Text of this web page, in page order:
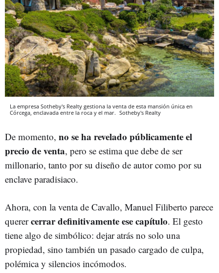
La empresa Sotheby's Realty gestiona la venta de esta mansión única en
Córcega, enclavada entre la roca y el mar. Sotheby's Realty
De momento, no se ha revelado públicamente el
precio de venta, pero se estima que debe de ser
millonario, tanto por su diseño de autor como por su
enclave paradisiaco.
Ahora, con la venta de Cavallo, Manuel Filiberto parece
querercerrar definitivamente ese capítulo. El gesto
tiene algo de simbólico: dejar atrás no solo una
propiedad, sino también un pasado cargado de culpa,
polémica y silencios incómodos.